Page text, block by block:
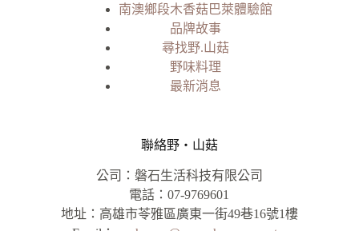
南澳鄉段木香菇巴萊體驗館
品牌故事
尋找野.山菇
野味料理
最新消息
聯絡野‧山菇
公司：磐石生活科技有限公司
電話：07-9769601
地址：高雄市苓雅區廣東一街49巷16號1樓